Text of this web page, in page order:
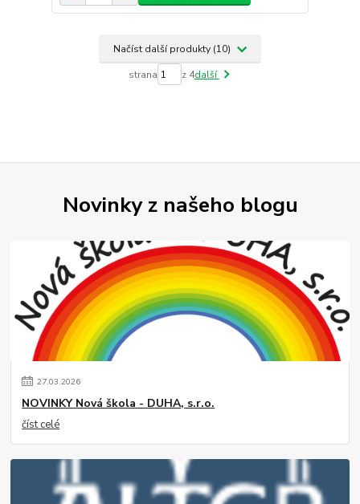
Načíst další produkty (10)
strana z 4další
Novinky z našeho blogu
27.03.2026
NOVINKY Nová škola - DUHA, s.r.o.
číst celé